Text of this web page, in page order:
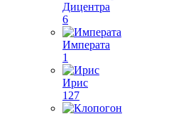
Дицентра
6
Императа
1
Ирис
127